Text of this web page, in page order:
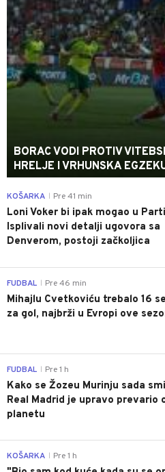
BORAC VODI PROTIV
HRELJE I VRHUNSKA
KOŠARKA Pre 41 min
Loni Voker bi ipak mogao u
Isplivali novi detalji ugovora sa
Denverom, postoji začkoljica
FUDBAL Pre 46 min
Mihajlu Cvetkoviću trebalo 16
za gol, najbrži u Evropi ove
FUDBAL Pre 1 h
Kako se Žozeu Murinju sada
Real Madrid je upravo prevario
planetu
KOŠARKA Pre 1 h